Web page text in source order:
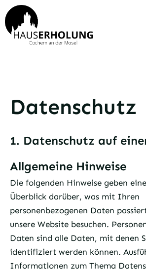
Skip
to
content
Service
Empfehlungen
Datenschutz
1. Datenschutz auf
Allgemeine Hinweise
Die folgenden Hinweise geben
Überblick darüber, was mit Ihren
personenbezogenen Daten
unsere Website besuchen.
Daten sind alle Daten, mit denen
identifiziert werden können.
Informationen zum Thema